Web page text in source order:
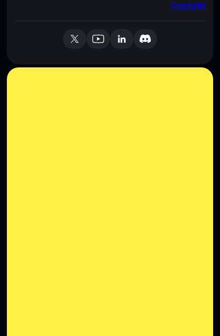
Contatti